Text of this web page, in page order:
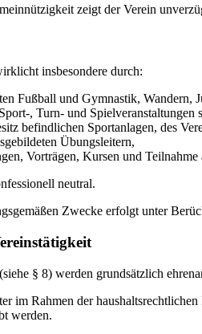
zeigt der Verein
insbesondere durch:
Fußball und Gymnastik, Wandern,
, Turn- und Spielveranstaltungen
befindlichen Sportanlagen, des
Übungsleitern,
Vorträgen, Kursen und Teilnahme
neutral.
Zwecke erfolgt unter
§ 8) werden grundsätzlich
im Rahmen der
werden.